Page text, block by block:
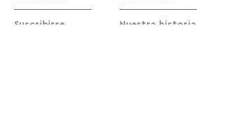
Suscribirse Nuestra historia